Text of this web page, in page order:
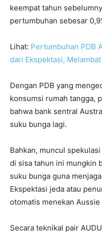
keempat tahun
pertumbuhan sebesar
Lihat: Pertumbuhan PDB
dari Ekspektasi,
Dengan PDB yang
konsumsi rumah tangga,
bahwa bank sentral
suku bunga lagi.
Bahkan, muncul
di sisa tahun ini mungkin
suku bunga guna
Ekspektasi jeda atau
otomatis menekan Aussie
Secara teknikal pair